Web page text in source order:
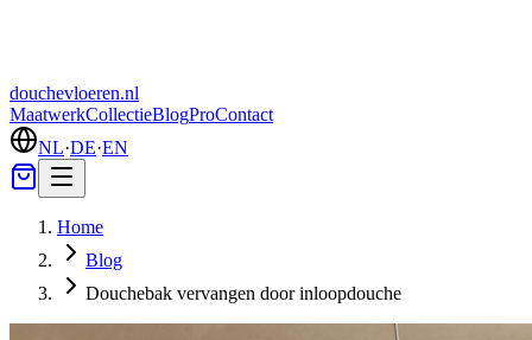
douchevloeren.nl
MaatwerkCollectieBlogProContact
NL·DE·EN
Home
Blog
Douchebak vervangen door inloopdouche